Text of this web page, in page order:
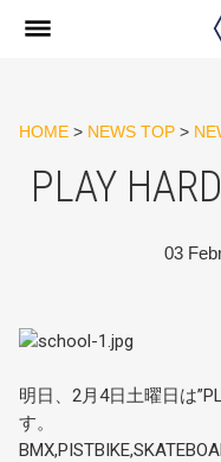
HOME > NEWS TOP >
PLAY
03
明日、2月4日土曜日は
す。